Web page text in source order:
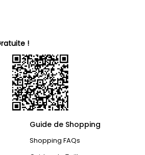
!
Guide de Shopping
Shopping FAQs